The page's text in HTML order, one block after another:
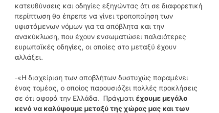
κατευθύνσεις και οδηγίες εξηγώντας ότι σε διαφορετική
περίπτωση θα έπρεπε να γίνει τροποποίηση των
υφιστάμενων νόμων για τα απόβλητα και την
ανακύκλωση, που έχουν ενσωματώσει παλαιότερες
ευρωπαϊκές οδηγίες, οι οποίες στο μεταξύ έχουν
αλλάξει.
-«Η διαχείριση των αποβλήτων δυστυχώς παραμένει
ένας τομέας, ο οποίος παρουσιάζει πολλές προκλήσεις
σε ότι αφορά την Ελλάδα. Πράγματι έχουμε μεγάλο
κενό να καλύψουμε μεταξύ της χώρας μας και των